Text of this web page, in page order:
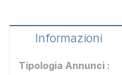
Informazioni
Tipologia Annunci :